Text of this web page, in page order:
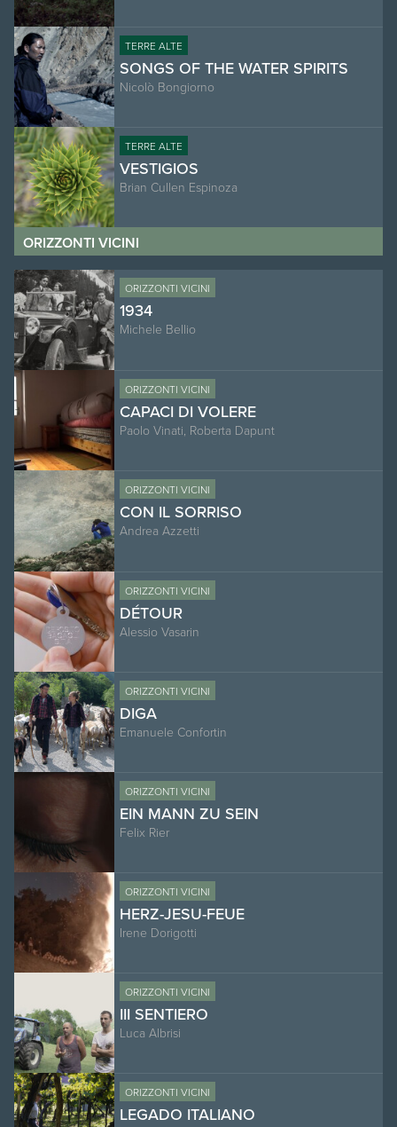
TERRE ALTE
SONGS OF THE WATER SPIRITS
Nicolò Bongiorno
TERRE ALTE
VESTIGIOS
Brian Cullen Espinoza
ORIZZONTI VICINI
ORIZZONTI VICINI
1934
Michele Bellio
ORIZZONTI VICINI
CAPACI DI VOLERE
Paolo Vinati, Roberta Dapunt
ORIZZONTI VICINI
CON IL SORRISO
Andrea Azzetti
ORIZZONTI VICINI
DÉTOUR
Alessio Vasarin
ORIZZONTI VICINI
DIGA
Emanuele Confortin
ORIZZONTI VICINI
EIN MANN ZU SEIN
Felix Rier
ORIZZONTI VICINI
HERZ-JESU-FEUE
Irene Dorigotti
ORIZZONTI VICINI
III SENTIERO
Luca Albrisi
ORIZZONTI VICINI
LEGADO ITALIANO